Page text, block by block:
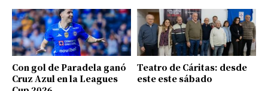
Con gol de Paradela ganó
Cruz Azul en la Leagues
Teatro de Cáritas: desde
este este sábado